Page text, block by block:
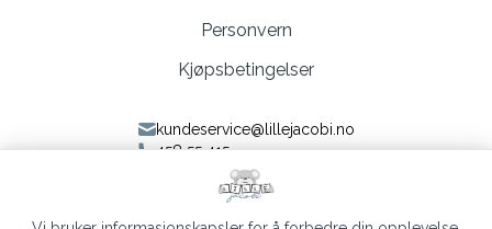
Personvern
Kjøpsbetingelser
kundeservice@lillejacobi.no
458 55 415
Følg oss på Facebook
Følg oss på Instagram